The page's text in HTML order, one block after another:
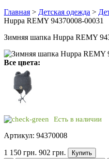
Главная > Детская одежда >
Huppa REMY 94370008-00031
Зимняя шапка Huppa REMY
Все цвета:
Есть в наличии
Артикул: 94370008
1 150 грн. 902 грн.
Купить